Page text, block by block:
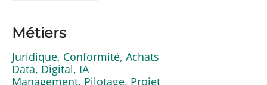
Métiers
Juridique, Conformité, Achats
Data, Digital, IA
Management, Pilotage, Projet